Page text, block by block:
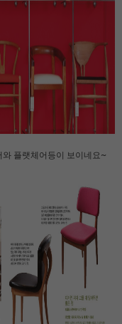
플랫체어등이 보이네요~